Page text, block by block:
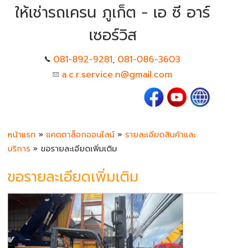
ให้เช่ารถเครน ภูเก็ต - เอ ซี อาร์
เซอร์วิส
081-892-9281, 081-086-3603
a.c.r.service.n@gmail.com
หน้าแรก » แคตตาล็อกออนไลน์ » รายละเอียดสินค้าและ
บริการ » ขอรายละเอียดเพิ่มเติม
ขอรายละเอียดเพิ่มเติม